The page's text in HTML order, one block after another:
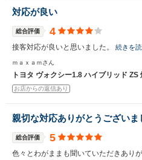
対応が良い
総合評価 4
接客対応が良いと思いました。 続きを
ｍａｘａｍさん
トヨタ ヴォクシー1.8 ハイブリッド ZS
お店からの返信あり
親切な対応ありがとうございま
総合評価 5
色々とわがままも聞いていただきあり